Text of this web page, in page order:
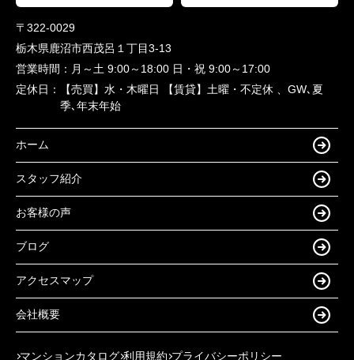
〒322-0029
栃木県鹿沼市西茂呂１丁目3-13
営業時間： 月～土 9:00～18:00 日・祝 9:00～17:00
定休日：
【売買】水・木曜日 【賃貸】土曜・不定休 、GW､夏
季､年末年始
ホーム
スタッフ紹介
お客様の声
ブログ
アクセスマップ
会社概要
マンションカタログ 利用規約 プライバシーポリシー